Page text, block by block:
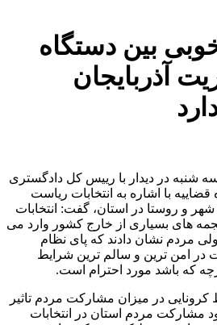
بین دستگاه
آذربایجان
شنبه در دیدار با رییس کل دادگستری
با اشاره به انتخابات ریاست
و روستا در استان، گفت: انتخابات
های بسیاری از خارج کشور وارد می
مردم نشان دادند که پای نظام
در امن ترین و سالم ترین شرایط
که باشد مورد احترام است.
کرونایی در میزان مشارکت مردم تاثیر
مشارکت مردم استان در انتخابات